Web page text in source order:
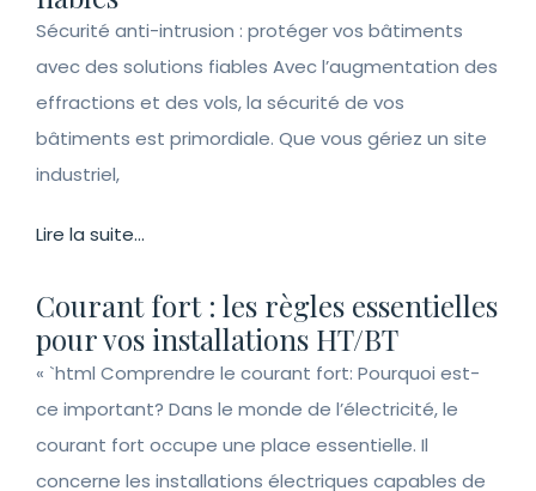
Sécurité anti-intrusion : protéger vos bâtiments
avec des solutions fiables Avec l’augmentation des
effractions et des vols, la sécurité de vos
bâtiments est primordiale. Que vous gériez un site
industriel,
Lire la suite...
Courant fort : les règles essentielles
pour vos installations HT/BT
« `html Comprendre le courant fort: Pourquoi est-
ce important? Dans le monde de l’électricité, le
courant fort occupe une place essentielle. Il
concerne les installations électriques capables de